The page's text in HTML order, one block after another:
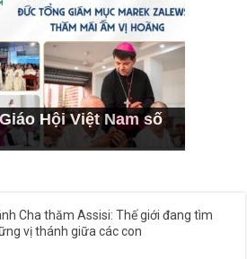
Hội Việt Nam số
Cha thăm Assisi: Thế giới đang tìm
vị thánh giữa các con